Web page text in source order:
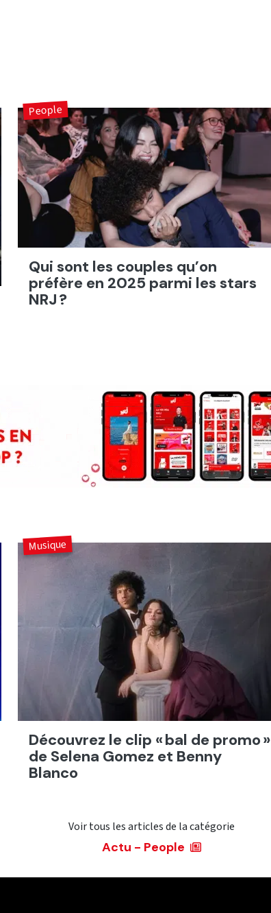
Qui sont les couples qu’on
préfère en 2025 parmi les stars
NRJ ?
People
Découvrez le clip « bal de promo »
de Selena Gomez et Benny
Blanco
Musique
Voir tous les articles de la catégorie
Actu - People